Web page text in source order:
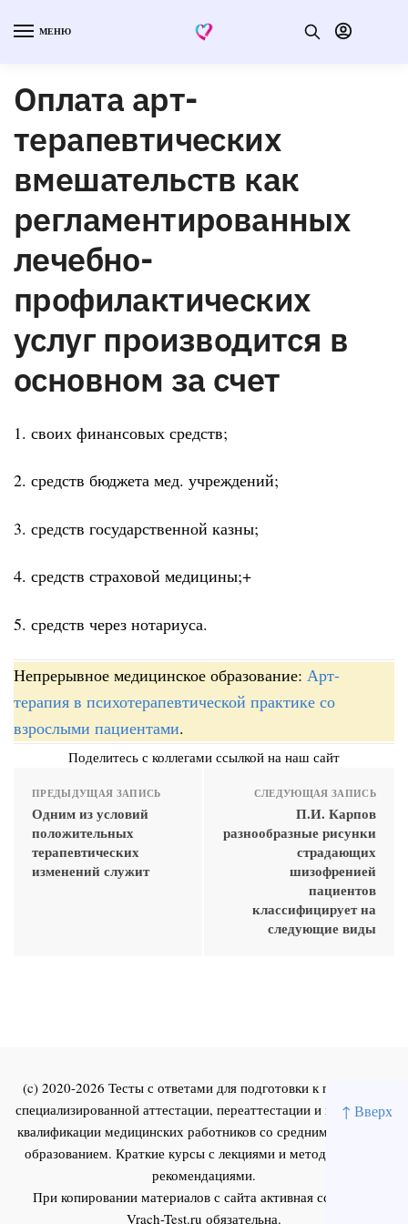
↑ Вверх
МЕНЮ
Оплата арт-
терапевтических
вмешательств как
регламентированных
лечебно-
профилактических
услуг производится в
основном за счет
1. своих финансовых средств;
2. средств бюджета мед. учреждений;
3. средств государственной казны;
4. средств страховой медицины;+
5. средств через нотариуса.
Непрерывное медицинское образование: Арт-
терапия в психотерапевтической практике со
взрослыми пациентами.
Поделитесь с коллегами ссылкой на наш сайт
ПРЕДЫДУЩАЯ ЗАПИСЬ
Одним из условий
положительных
терапевтических
изменений служит
СЛЕДУЮЩАЯ ЗАПИСЬ
П.И. Карпов
разнообразные рисунки
страдающих
шизофренией
пациентов
классифицирует на
следующие виды
(c) 2020-2026 Тесты с ответами для подготовки к первичной
специализированной аттестации, переаттестации и повышения
квалификации медицинских работников со средним и высшим
образованием. Краткие курсы с лекциями и методическими
рекомендациями.
При копировании материалов с сайта активная ссылка на
Vrach-Test.ru обязательна.